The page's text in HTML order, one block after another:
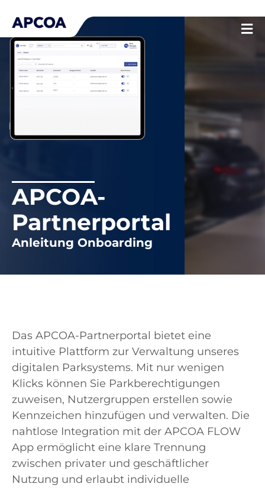
Inhalt
springen
APCOA-
Partnerportal
Anleitung Onboarding
Das APCOA-Partnerportal bietet eine
intuitive Plattform zur Verwaltung unseres
digitalen Parksystems. Mit nur wenigen
Klicks können Sie Parkberechtigungen
zuweisen, Nutzergruppen erstellen sowie
Kennzeichen hinzufügen und verwalten. Die
nahtlose Integration mit der APCOA FLOW
App ermöglicht eine klare Trennung
zwischen privater und geschäftlicher
Nutzung und erlaubt individuelle